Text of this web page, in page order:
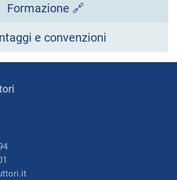
Formazione 🔗
e convenzioni